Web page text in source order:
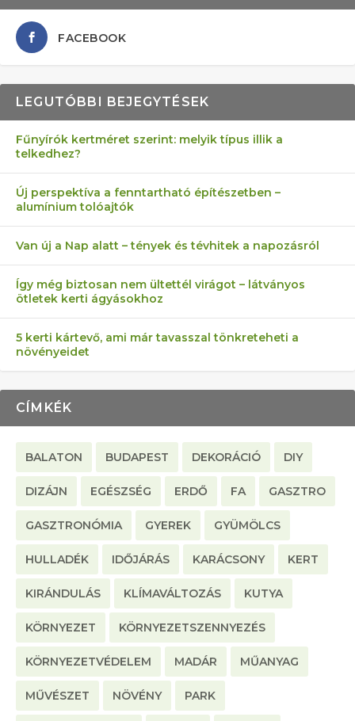
AZ ÖNELLÁTÁS 13 PONTJA
KEZDŐKNEK
6 LEGJOBB NÖVÉNY SZOMSZÉD
ELLEN
MÁRPEDIG A TŰZIJÁTÉK NEM MENŐ!
AKI ELDOBÁLJA A CIGICSIKKEKET,
AZ EGY KÖ…
FÉLREÉRTETT KERTÉSZKEDÉS:
TÉRKŐ ÉS MURVA
FACEBOOK
LEGUTÓBBI BEJEGYTÉSEK
Fűnyírók kertméret szerint: melyik típus illik a
telkedhez?
Új perspektíva a fenntartható építészetben –
alumínium tolóajtók
Van új a Nap alatt – tények és tévhitek a napozásról
Így még biztosan nem ültettél virágot – látványos
ötletek kerti ágyásokhoz
5 kerti kártevő, ami már tavasszal tönkreteheti a
növényeidet
CÍMKÉK
BALATON BUDAPEST DEKORÁCIÓ DIY
DIZÁJN EGÉSZSÉG ERDŐ FA GASZTRO
GASZTRONÓMIA GYEREK GYÜMÖLCS
HULLADÉK IDŐJÁRÁS KARÁCSONY KERT
KIRÁNDULÁS KLÍMAVÁLTOZÁS KUTYA
KÖRNYEZET KÖRNYEZETSZENNYEZÉS
KÖRNYEZETVÉDELEM MADÁR MŰANYAG
MŰVÉSZET NÖVÉNY PARK